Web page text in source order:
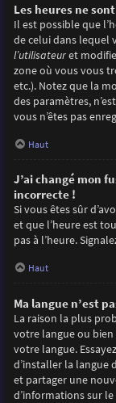
Les heures ne
Il est possible que
de celui dans lequel
l’utilisateuret
zone où vous vous
etc.). Notez que la
des paramètres,
vous n’êtes pas
Haut
J’ai changé mon
incorrecte !
Si vous êtes sûr
et que l’heure est
pas à l’heure.
Haut
Ma langue n’est
La raison la plus
votre langue ou bien
votre langue.
d’installer la langue
et partager une
d’informations sur